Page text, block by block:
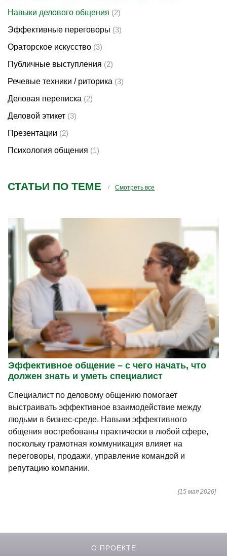
Навыки делового общения (2)
Эффективные переговоры (3)
Ораторское искусство (3)
Публичные выступления (2)
Речевые техники / риторика (3)
Деловая переписка (2)
Деловой этикет (3)
Презентации (2)
Психология общения (1)
СТАТЬИ ПО ТЕМЕ Смотреть все
Эффективное общение – с чего начать, что
должен знать и уметь специалист
Специалист по деловому общению помогает
выстраивать эффективное взаимодействие между
людьми в бизнес-среде. Навыки эффективного
общения востребованы практически в любой сфере,
поскольку грамотная коммуникация влияет на
переговоры, продажи, управление командой и
репутацию компании.
[15 мая 2026]
О ПРОЕКТЕ